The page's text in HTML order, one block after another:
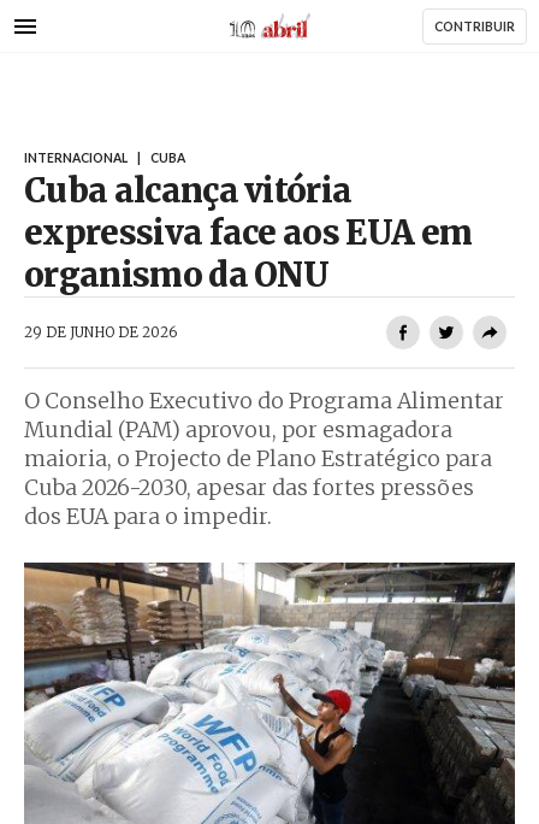
para
AbrilAbril CONTRIBUIR
INTERNACIONAL CUBA
Cuba alcança vitória
expressiva face aos EUA em
organismo da ONU
29 DE JUNHO DE 2026
O Conselho Executivo do Programa Alimentar
Mundial (PAM) aprovou, por esmagadora
maioria, o Projecto de Plano Estratégico para
Cuba 2026-2030, apesar das fortes pressões
dos EUA para o impedir.